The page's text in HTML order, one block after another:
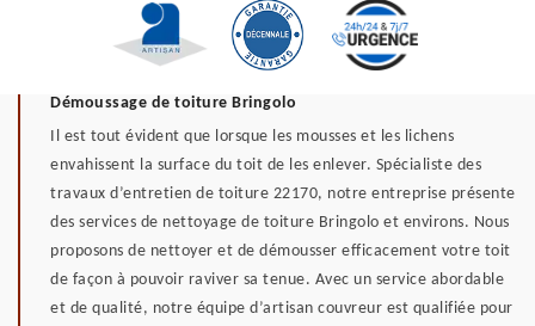
Démoussage de toiture Bringolo
Il est tout évident que lorsque les mousses et les lichens
envahissent la surface du toit de les enlever. Spécialiste des
travaux d’entretien de toiture 22170, notre entreprise présente
des services de nettoyage de toiture Bringolo et environs. Nous
proposons de nettoyer et de démousser efficacement votre toit
de façon à pouvoir raviver sa tenue. Avec un service abordable
et de qualité, notre équipe d’artisan couvreur est qualifiée pour